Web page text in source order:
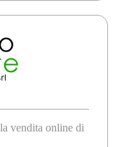
vendita online di